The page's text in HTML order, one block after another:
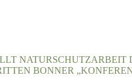
NATURSCHUTZARBEIT
BONNER